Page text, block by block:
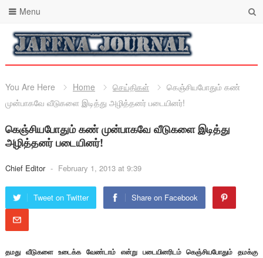
Menu
You Are Here Home செய்திகள்
கெஞ்சியபோதும் கண்
முன்பாகவே வீடுகளை இடித்து அழித்தனர் படையினர்!
கெஞ்சியபோதும் கண் முன்பாகவே வீடுகளை இடித்து
அழித்தனர் படையினர்!
Chief Editor - February 1, 2013 at 9:39
Tweet on Twitter Share on Facebook
தமது வீடுகளை உடைக்க வேண்டாம் என்று படையினரிடம் கெஞ்சியபோதும் தமக்கு